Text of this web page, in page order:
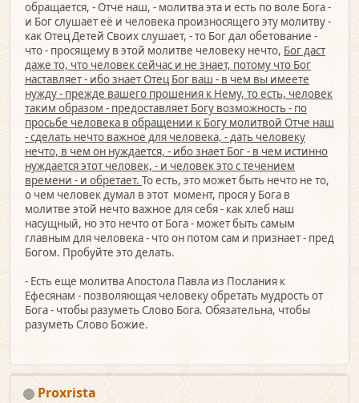
обращается, - Отче наш, - молитва эта и есть по воле Бога -
и Бог слушает её и человека произносящего эту молитву -
как Отец Детей Своих слушает, - то Бог дал обетование -
что - просящему в этой молитве человеку нечто, Бог даст
даже то, что человек сейчас и не знает, потому что Бог
наставляет - ибо знает Отец Бог ваш - в чем вы имеете
нужду - прежде вашего прошения к Нему, то есть, человек
таким образом - предоставляет Богу возможность - по
просьбе человека в обращении к Богу молитвой Отче наш
- сделать нечто важное для человека, - дать человеку
нечто, в чем он нуждается, - ибо знает Бог - в чем истинно
нуждается этот человек, - и человек это с течением
времени - и обретает. То есть, это может быть нечто не то,
о чем человек думал в этот момент, прося у Бога в
молитве этой нечто важное для себя - как хлеб наш
насущный, но это нечто от Бога - может быть самым
главным для человека - что он потом сам и признает - пред
Богом. Пробуйте это делать.
- Есть еще молитва Апостола Павла из Послания к
Ефесянам - позволяющая человеку обретать мудрость от
Бога - чтобы разуметь Слово Бога. Обязательна, чтобы
разуметь Слово Божие.
Proxrista